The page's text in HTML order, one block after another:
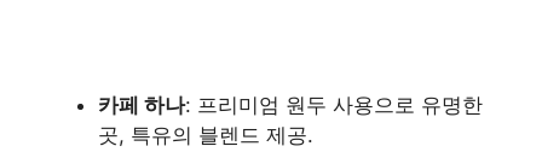
카페 하나: 프리미엄 원두 사용으로 유명한
곳, 특유의 블렌드 제공.